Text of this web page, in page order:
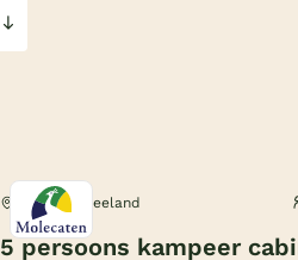
Cadzand, Zeeland
5 persoons kampeer